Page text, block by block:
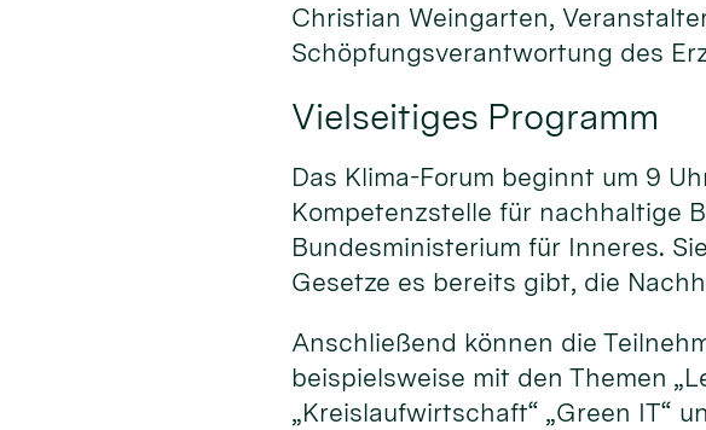
Christian Weingarten,
Schöpfungsverantwortung des
Vielseitiges Programm
Das Klima-Forum beginnt um 9
Kompetenzstelle für nachhaltige
Bundesministerium für Inneres.
Gesetze es bereits gibt, die
Anschließend können die
beispielsweise mit den Themen
„Kreislaufwirtschaft“ „Green IT“